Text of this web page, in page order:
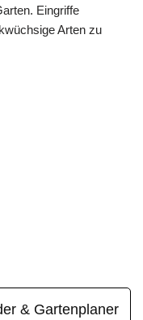
Eingriffe
Arten zu
& Gartenplaner